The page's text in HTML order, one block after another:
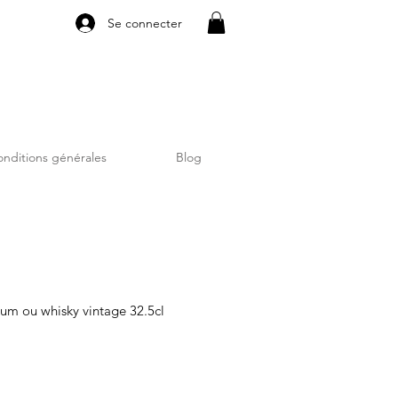
Se connecter
générales Blog
ou whisky vintage 32.5cl